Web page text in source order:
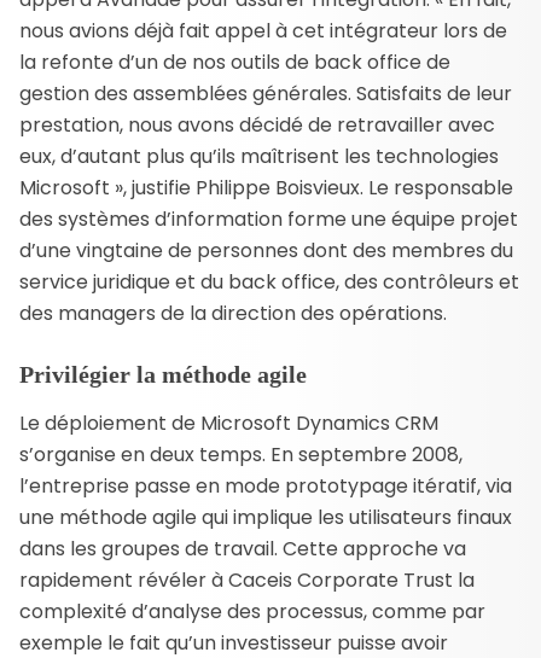
nous avions déjà fait appel à cet intégrateur lors de
la refonte d’un de nos outils de back office de
gestion des assemblées générales. Satisfaits de leur
prestation, nous avons décidé de retravailler avec
eux, d’autant plus qu’ils maîtrisent les technologies
Microsoft », justifie Philippe Boisvieux. Le responsable
des systèmes d’information forme une équipe projet
d’une vingtaine de personnes dont des membres du
service juridique et du back office, des contrôleurs et
des managers de la direction des opérations.
Privilégier la méthode agile
Le déploiement de Microsoft Dynamics CRM
s’organise en deux temps. En septembre 2008,
l’entreprise passe en mode prototypage itératif, via
une méthode agile qui implique les utilisateurs finaux
dans les groupes de travail. Cette approche va
rapidement révéler à Caceis Corporate Trust la
complexité d’analyse des processus, comme par
exemple le fait qu’un investisseur puisse avoir